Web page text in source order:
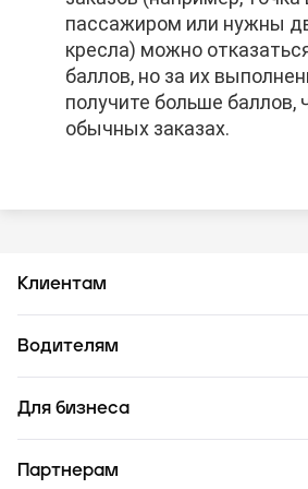
пассажиром или нужны
кресла) можно
баллов, но за их
получите больше баллов,
обычных заказах.
пассажиром или нужны
кресла) можно
баллов, но за их
получите больше баллов,
обычных заказах.
пассажиром или нужны
кресла) можно
баллов, но за их
получите больше баллов,
обычных заказах.
Клиентам
Водителям
Для бизнеса
Партнерам